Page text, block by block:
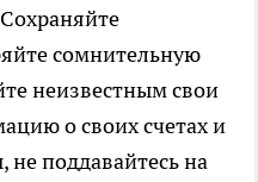
сомнительную
неизвестным свои
о своих счетах и
не поддавайтесь на